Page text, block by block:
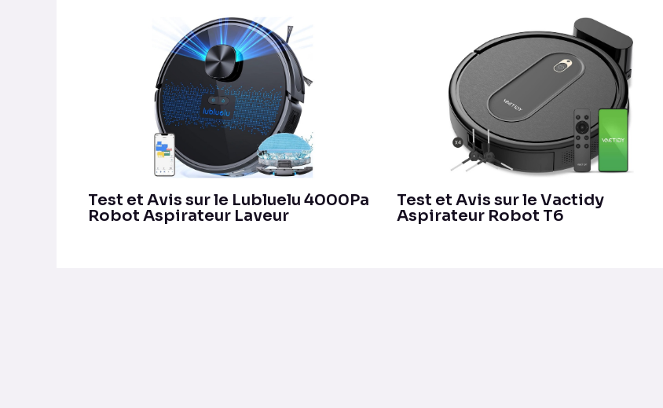
Test et Avis sur le Lubluelu 4000Pa
Robot Aspirateur Laveur
Test et Avis sur le Vactidy
Aspirateur Robot T6